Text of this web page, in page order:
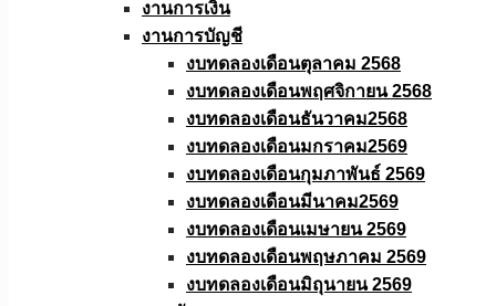
งานการเงิน
งานการบัญชี
งบทดลองเดือนตุลาคม 2568
งบทดลองเดือนพฤศจิกายน 2568
งบทดลองเดือนธันวาคม2568
งบทดลองเดือนมกราคม2569
งบทดลองเดือนกุมภาพันธ์ 2569
งบทดลองเดือนมีนาคม2569
งบทดลองเดือนเมษายน 2569
งบทดลองเดือนพฤษภาคม 2569
งบทดลองเดือนมิถุนายน 2569